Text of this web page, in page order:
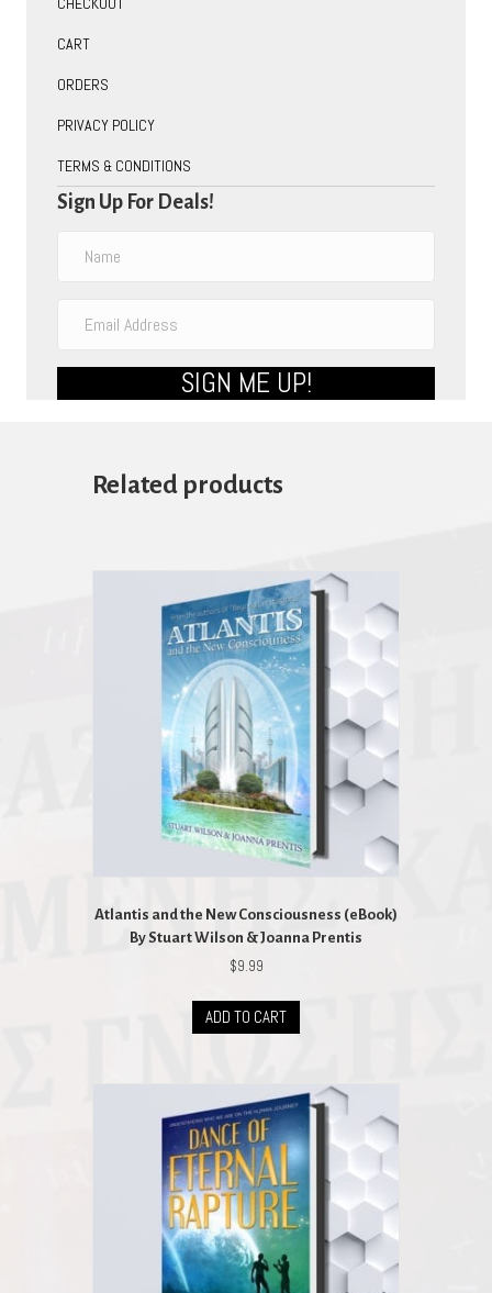
CART
ORDERS
PRIVACY POLICY
TERMS & CONDITIONS
Sign Up For Deals!
SIGN ME UP!
Related products
Atlantis and the New Consciousness (eBook)
By Stuart Wilson & Joanna Prentis
$9.99
ADD TO CART